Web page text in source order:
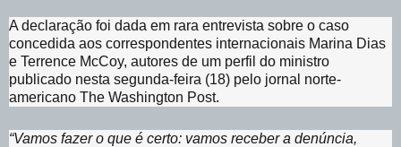
A declaração foi dada em rara entrevista sobre o caso
concedida aos correspondentes internacionais Marina Dias
e Terrence McCoy, autores de um perfil do ministro
publicado nesta segunda-feira (18) pelo jornal norte-
americano The Washington Post.
“Vamos fazer o que é certo: vamos receber a denúncia,